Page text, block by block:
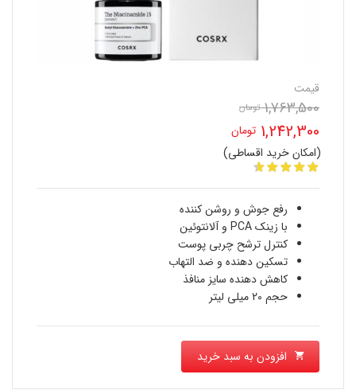
قیمت
1,763,500 تومان
اصلی
بود.
1,242,300 تومان
قیمت
فعلی
1,242,300 تومان
است.
(امکان خرید اقساطی)
رفع جوش و روشن کننده
با زینک PCA و آلانتوئین
کنترل ترشح چربی پوست
تسکین دهنده و ضد التهاب
کاهش دهنده سایز منافذ
حجم 20 میلی لیتر
افزودن به سبد خرید